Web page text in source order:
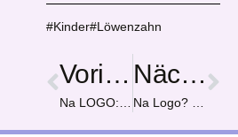
#Kinder#Löwenzahn
Vorige Nächster